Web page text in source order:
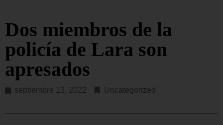
Dos miembros de la
policía de Lara son
apresados
septiembre 13, 2022 Uncategorized